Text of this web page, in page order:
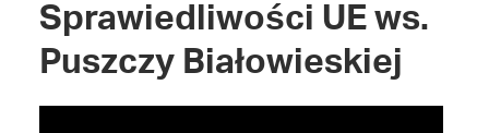
Sprawiedliwości UE ws.
Puszczy Białowieskiej